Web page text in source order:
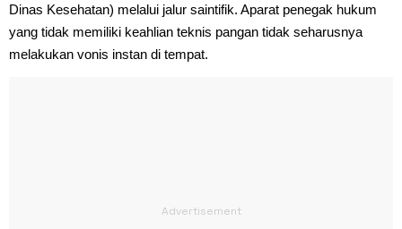
Dinas Kesehatan) melalui jalur saintifik. Aparat penegak hukum
yang tidak memiliki keahlian teknis pangan tidak seharusnya
melakukan vonis instan di tempat.